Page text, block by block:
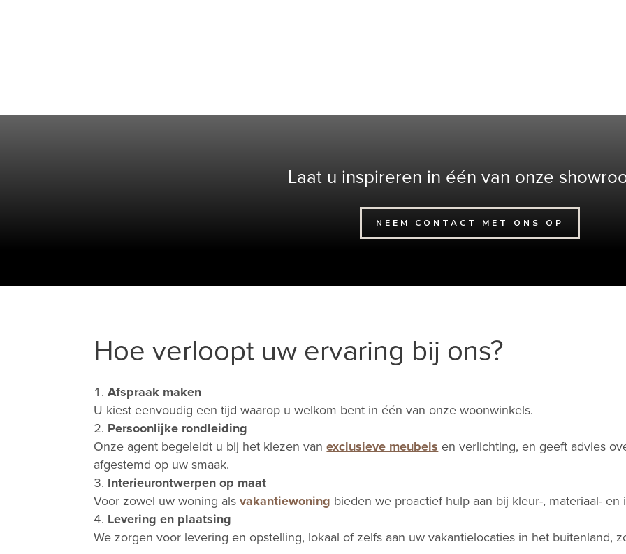
Laat u inspireren in één van onze
NEEM CONTACT MET ONS OP
Hoe verloopt uw ervaring bij ons?
Afspraak maken
U kiest eenvoudig een tijd waarop u welkom bent in één van onze woonwinkels.
Persoonlijke rondleiding
Onze agent begeleidt u bij het kiezen vanexclusieve meubels en verlichting, en geeft advies
afgestemd op uw smaak.
Interieurontwerpen op maat
Voor zowel uw woning alsvakantiewoning bieden we proactief hulp aan bij kleur-, materiaal- en
Levering en plaatsing
We zorgen voor levering en opstelling, lokaal of zelfs aan uw vakantielocaties in het buitenland,